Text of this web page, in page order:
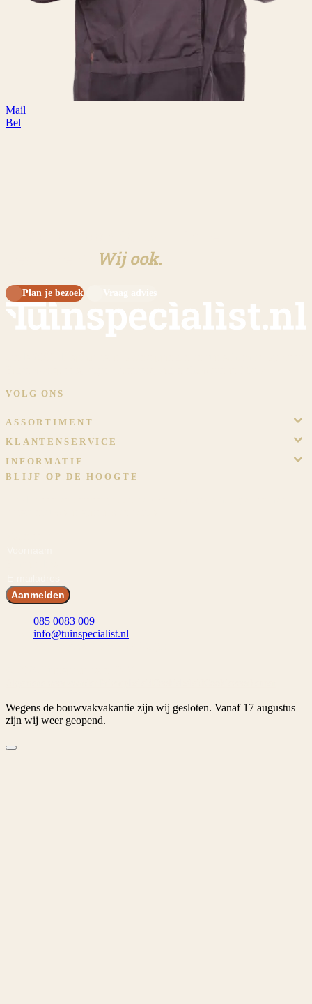
Mail
Bel
Wij ook.
Plan je bezoek Vraag advies
VOLG ONS
ASSORTIMENT
KLANTENSERVICE
INFORMATIE
BLIJF OP DE HOOGTE
Aanmelden
085 0083 009
info@tuinspecialist.nl
Wegens de bouwvakvakantie zijn wij gesloten. Vanaf 17 augustus
zijn wij weer geopend.